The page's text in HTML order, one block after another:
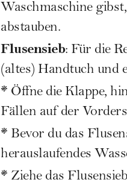
Waschmaschine
abstauben.
Flusensieb: Für die
(altes) Handtuch und
* Öffne die Klappe,
Fällen auf der
* Bevor du das
herauslaufendes
* Ziehe das